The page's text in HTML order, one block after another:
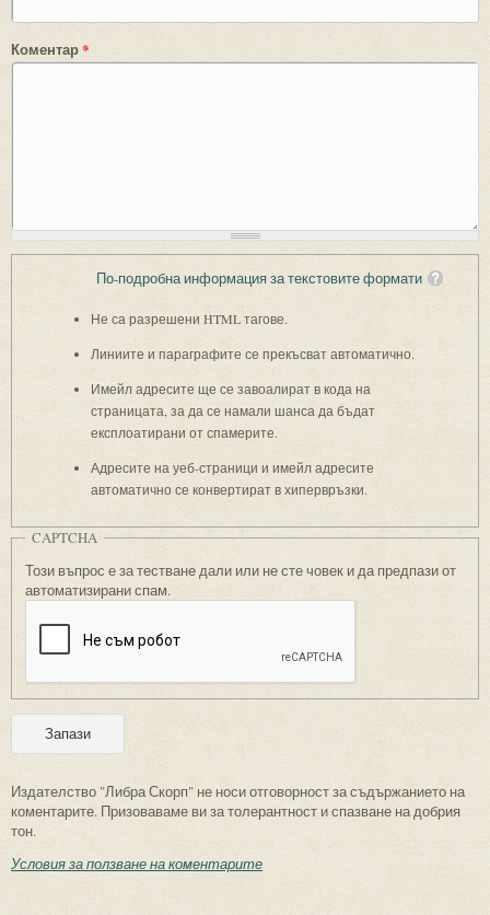
Коментар*
По-подробна информация за текстовите формати
Не са разрешени HTML тагове.
Линиите и параграфите се прекъсват автоматично.
Имейл адресите ще се завоалират в кода на
страницата, за да се намали шанса да бъдат
експлоатирани от спамерите.
Адресите на уеб-страници и имейл адресите
автоматично се конвертират в хипервръзки.
CAPTCHA
Този въпрос е за тестване дали или не сте човек и да предпази от
автоматизирани спам.
Издателство "Либра Скорп" не носи отговорност за съдържанието на
коментарите. Призоваваме ви за толерантност и спазване на добрия
тон.
Условия за ползване на коментарите